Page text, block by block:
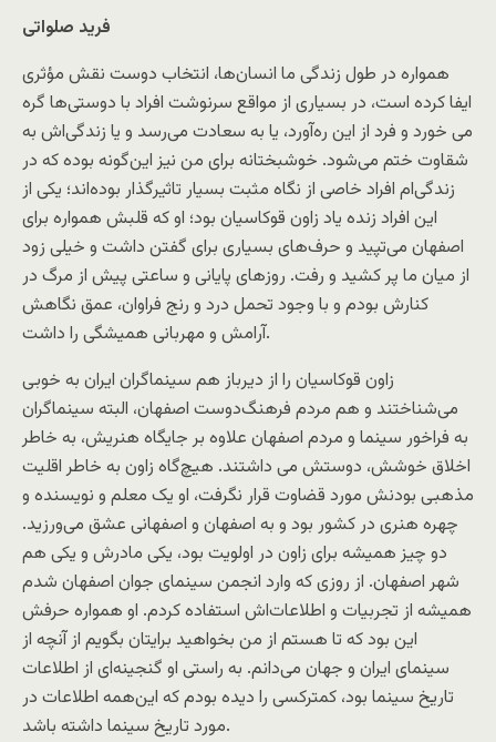
فرید صلواتی
همواره در طول زندگی ما انسان‌ها، انتخاب دوست نقش مؤثری
ایفا کرده است، در بسیاری از مواقع سرنوشت افراد با دوستی‌ها گره
می خورد و فرد از این ره‌آورد، یا به سعادت می‌رسد و یا زندگی‌اش به
شقاوت ختم می‌شود. خوشبختانه برای من نیز این‌گونه بوده که در
زندگی‌ام افراد خاصی از نگاه مثبت بسیار تاثیرگذار بوده‌اند؛ یکی از
این افراد زنده یاد زاون قوکاسیان بود؛ او که قلبش همواره برای
اصفهان می‌تپید و حرف‌های بسیاری برای گفتن داشت و خیلی زود
از میان ما پر کشید و رفت. روزهای پایانی و ساعتی پیش از مرگ در
کنارش بودم و با وجود تحمل درد و رنج فراوان، عمق نگاهش
آرامش و مهربانی همیشگی را داشت.
زاون قوكاسیان را از دیرباز هم سینماگران ایران به ‌خوبی
می‌شناختند و هم مردم فرهنگ‌دوست اصفهان، البته سینماگران
به فراخور سینما و مردم اصفهان علاوه بر جایگاه هنریش، به خاطر
اخلاق خوشش، دوستش می داشتند. هیچ‌گاه زاون به خاطر اقلیت
مذهبی بودنش مورد قضاوت قرار نگرفت، او یک معلم و نویسنده و
چهره هنری در کشور بود و به اصفهان و اصفهانی عشق می‌ورزید.
دو چیز همیشه برای زاون در اولویت بود، یکی مادرش و یکی هم
شهر اصفهان. از روزی كه وارد انجمن سینمای جوان اصفهان شدم
همیشه از تجربیات و اطلاعات‌اش استفاده كردم. او همواره حرفش
این بود که تا هستم از من بخواهید برایتان بگویم از آنچه از
سینمای ایران و جهان می‌دانم. به ‌راستی او گنجینه‌ای از اطلاعات
تاریخ سینما بود، كمتركسی را دیده‌ بودم که این‌همه اطلاعات در
مورد تاریخ سینما داشته باشد.